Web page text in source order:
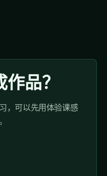
品？
，可以先用体验课感